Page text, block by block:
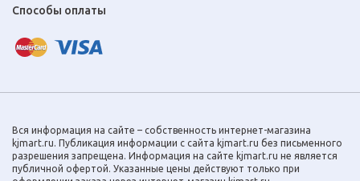
Способы оплаты
Вся информация на сайте – собственность интернет-магазина
kjmart.ru. Публикация информации с сайта kjmart.ru без письменного
разрешения запрещена. Информация на сайте kjmart.ru не является
публичной офертой. Указанные цены действуют только при